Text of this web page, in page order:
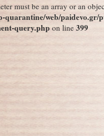
must be an array or an
quarantine/web/paidevo.gr/
query.php on line 399